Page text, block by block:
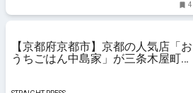
4
【京都府京都市】京都の人気店「お
うちごはん中島家」が三条木屋町に